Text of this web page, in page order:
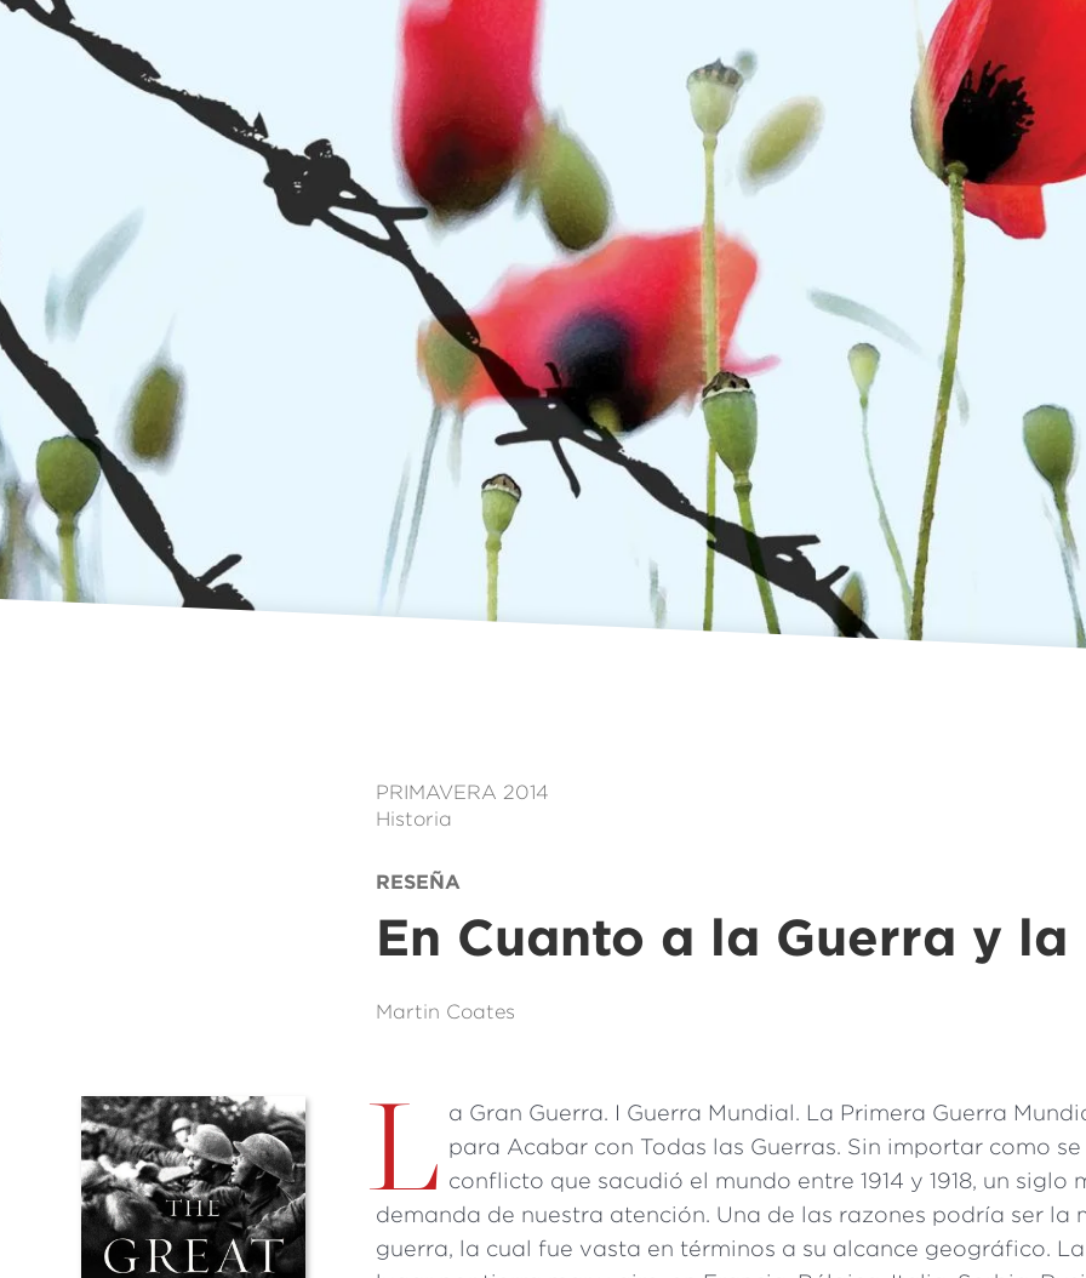
PRIMAVERA 2014
Historia
RESEÑA
En Cuanto a la Guerra y la
Martin Coates
L a Gran Guerra. I Guerra Mundial. La Primera Guerra
para Acabar con Todas las Guerras. Sin importar como
conflicto que sacudió el mundo entre 1914 y 1918, un siglo
demanda de nuestra atención. Una de las razones podría ser la
guerra, la cual fue vasta en términos a su alcance geográfico.